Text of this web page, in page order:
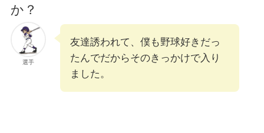
か？
選手
友達誘われて、僕も野球好きだっ
たんでだからそのきっかけで入り
ました。